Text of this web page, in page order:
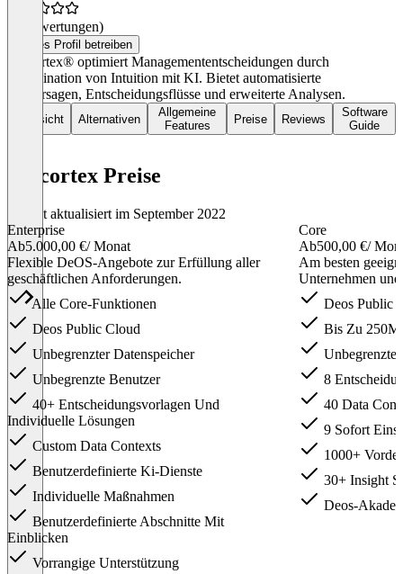
(0 Bewertungen)
Dieses Profil betreiben
vencortex® optimiert Managemententscheidungen durch
Kombination von Intuition mit KI. Bietet automatisierte
Vorhersagen, Entscheidungsflüsse und erweiterte Analysen.
Übersicht Alternativen
Allgemeine
Features
Preise Reviews
Software
Guide
vencortex Preise
Zuletzt aktualisiert im September 2022
Enterprise
Ab5.000,00 €/ Monat
Flexible DeOS-Angebote zur Erfüllung aller
geschäftlichen Anforderungen.
Alle Core-Funktionen
Deos Public Cloud
Unbegrenzter Datenspeicher
Unbegrenzte Benutzer
40+ Entscheidungsvorlagen Und
Individuelle Lösungen
Custom Data Contexts
Benutzerdefinierte Ki-Dienste
Individuelle Maßnahmen
Benutzerdefinierte Abschnitte Mit
Einblicken
Vorrangige Unterstützung
Core
Ab500,00 €/
Am besten
Unternehmen
Deos Public
Bis Zu
Unbegrenzte
8
40 Data
9 Sofort
1000+
30+ Insight
Deos-